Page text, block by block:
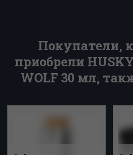
Покупатели,
приобрели
WOLF 30 мл,